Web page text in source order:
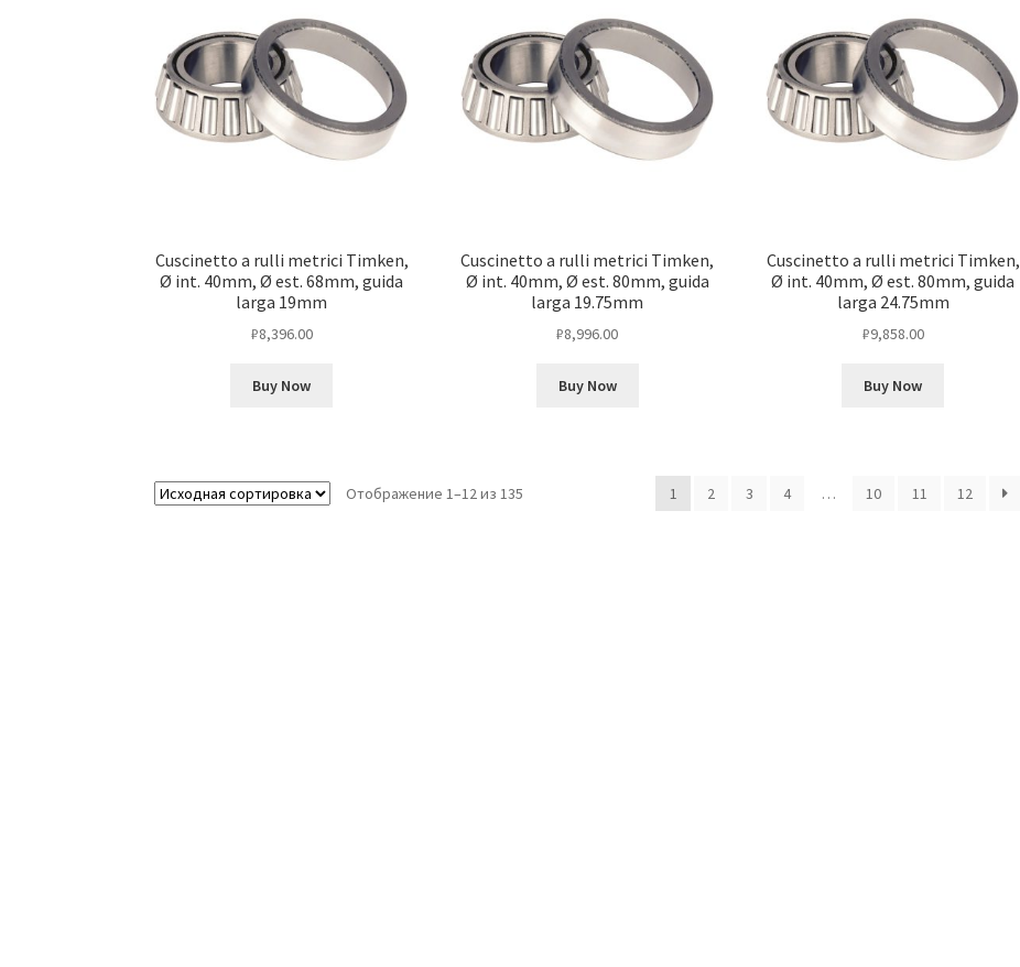
Cuscinetto a rulli metrici Timken,
Ø int. 40mm, Ø est. 68mm, guida
larga 19mm
₽8,396.00
Buy Now
Cuscinetto a rulli metrici Timken,
Ø int. 40mm, Ø est. 80mm, guida
larga 19.75mm
₽8,996.00
Buy Now
Cuscinetto a rulli metrici Timken,
Ø int. 40mm, Ø est. 80mm, guida
larga 24.75mm
₽9,858.00
Buy Now
Отображение 1–12 из 135 1 2 3 4 … 10 11 12